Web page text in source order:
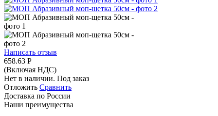
Написать отзыв
658.63 Р
(Включая НДС)
Нет в наличии. Под заказ
Отложить Сравнить
Доставка по России
Наши преимущества